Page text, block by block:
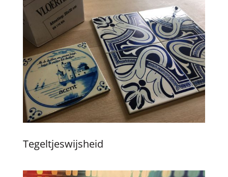
Tegeltjeswijsheid